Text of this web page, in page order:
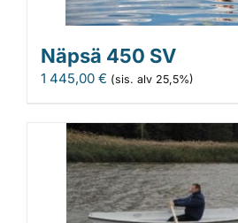
Näpsä 450 SV
1 445,00 € (sis. alv 25,5%)